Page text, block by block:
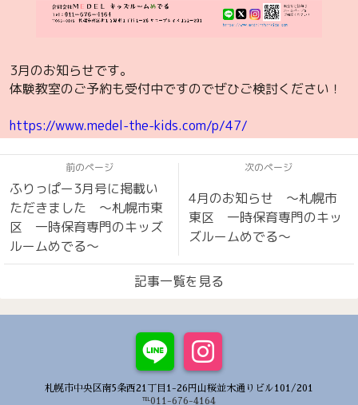
3月のお知らせです。
体験教室のご予約も受付中ですのでぜひご検討ください！
https://www.medel-the-kids.com/p/47/
前のページ
ふりっぱー3月号に掲載い
ただきました 〜札幌市東
区 一時保育専門のキッズ
ルームめでる〜
次のページ
4月のお知らせ 〜札幌市
東区 一時保育専門のキッ
ズルームめでる〜
記事一覧を見る
札幌市中央区南5条西21丁目1-26円山桜並木通りビル101/201
℡011-676-4164